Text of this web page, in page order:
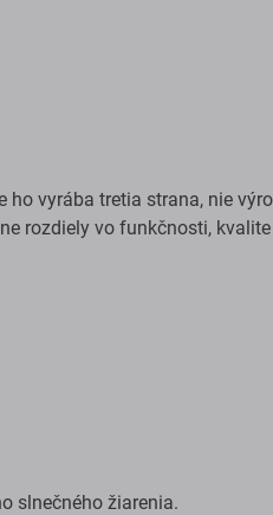
ho vyrába tretia strana, nie
rozdiely vo funkčnosti, kvalite
slnečného žiarenia.